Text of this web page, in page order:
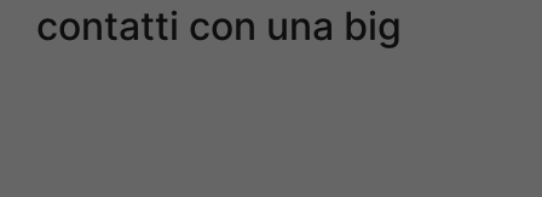
contatti con una big